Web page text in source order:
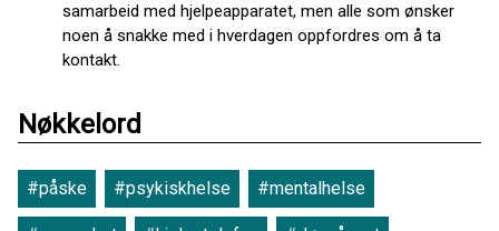
samarbeid med hjelpeapparatet, men alle som ønsker
noen å snakke med i hverdagen oppfordres om å ta
kontakt.
Nøkkelord
#påske #psykiskhelse #mentalhelse